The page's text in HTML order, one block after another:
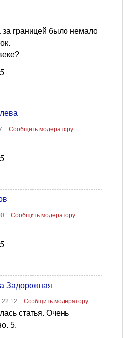
за границей было немало
Сообщить модератору
Сообщить модератору
Задорожная
22:12
Сообщить модератору
статья. Очень
5.